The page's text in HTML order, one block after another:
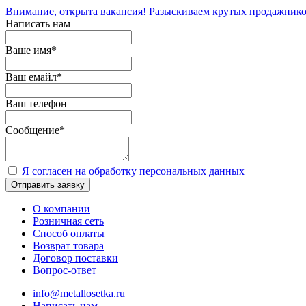
Внимание, открыта вакансия! Разыскиваем крутых
Написать нам
Ваше имя*
Ваш емайл*
Ваш телефон
Сообщение*
Я согласен на обработку персональных данных
Отправить заявку
О компании
Розничная сеть
Способ оплаты
Возврат товара
Договор поставки
Вопрос-ответ
info@metallosetka.ru